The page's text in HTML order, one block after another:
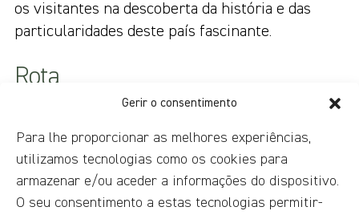
Gerir o consentimento
Para lhe proporcionar as melhores experiências,
utilizamos tecnologias como os cookies para
armazenar e/ou aceder a informações do dispositivo.
O seu consentimento a estas tecnologias permitir-
os visitantes na descoberta da história e das
particularidades deste país fascinante.
Rota
Borgo Antico